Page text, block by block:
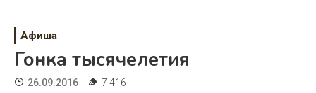
Дети
Свадьба
Афиша
Гонка тысячелетия
26.09.2016 7 416